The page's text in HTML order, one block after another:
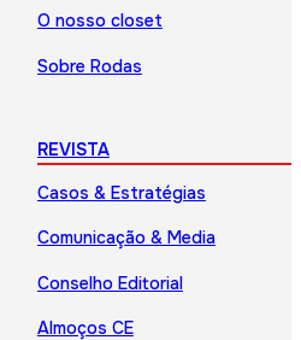
O nosso closet
Sobre Rodas
REVISTA
Casos & Estratégias
Comunicação & Media
Conselho Editorial
Almoços CE